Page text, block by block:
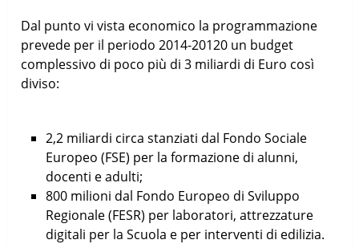
Dal punto vi vista economico la programmazione
prevede per il periodo 2014-20120 un budget
complessivo di poco più di 3 miliardi di Euro così
diviso:
2,2 miliardi circa stanziati dal Fondo Sociale
Europeo (FSE) per la formazione di alunni,
docenti e adulti;
800 milioni dal Fondo Europeo di Sviluppo
Regionale (FESR) per laboratori, attrezzature
digitali per la Scuola e per interventi di edilizia.